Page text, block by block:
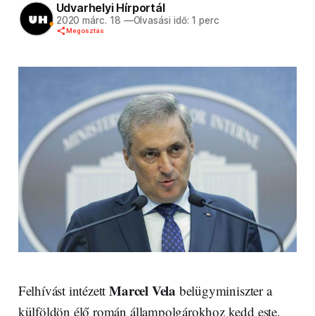
Udvarhelyi Hírportál
2020 márc. 18 —Olvasási idő: 1 perc
Megosztás
Felhívást intézettMarcel Vela belügyminiszter a
külföldön élő román állampolgárokhoz kedd este,